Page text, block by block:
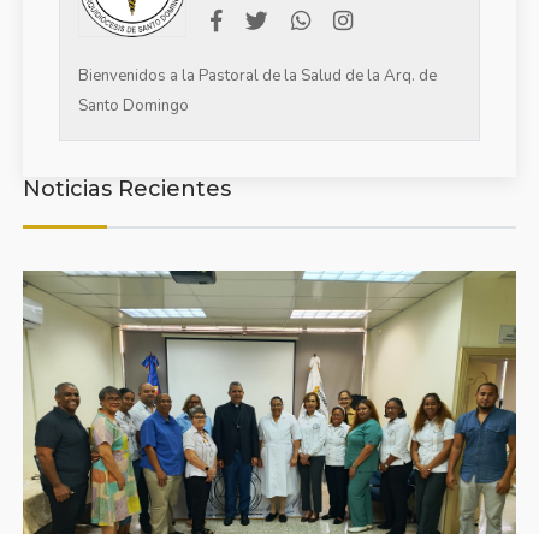
Bienvenidos a la Pastoral de la Salud de la Arq. de
Santo Domingo
Noticias Recientes